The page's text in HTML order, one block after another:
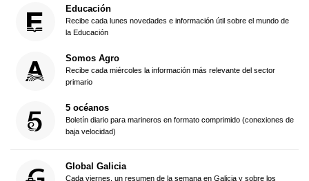
Educación
Recibe cada lunes novedades e información útil sobre el mundo de
la Educación
Somos Agro
Recibe cada miércoles la información más relevante del sector
primario
5 océanos
Boletín diario para marineros en formato comprimido (conexiones de
baja velocidad)
Global Galicia
Cada viernes, un resumen de la semana en Galicia y sobre los